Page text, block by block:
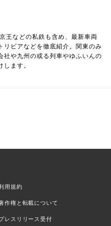
王などの私鉄も含め、最新車両
リビアなどを徹底紹介。関東のみ
社や九州の或る列車やゆふいんの
ます。
用規約
作権と転載について
レスリリース受付